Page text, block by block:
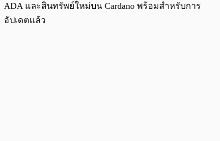
ADA และสินทรัพย์ใหม่บน Cardano พร้อมสำหรับการ
อัปเดตแล้ว